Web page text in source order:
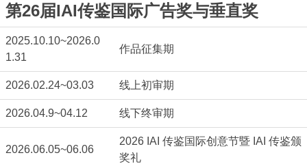
第26届IAI传鉴国际广告奖与垂直奖
2025.10.10~2026.0
1.31
作品征集期
2026.02.24~03.03 线上初审期
2026.04.9~04.12 线下终审期
2026.06.05~06.06
2026 IAI 传鉴国际创意节暨 IAI 传鉴颁
奖礼